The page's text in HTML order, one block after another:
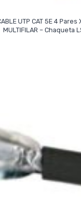
UTP CAT 5E 4 Pares
MULTIFILAR – Chaqueta
Read More